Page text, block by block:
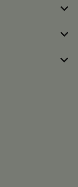
keyboard_arrow_down
keyboard_arrow_down
keyboard_arrow_down